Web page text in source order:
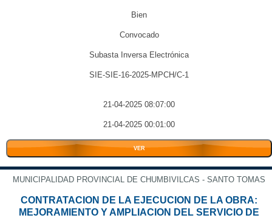
Bien
Convocado
Subasta Inversa Electrónica
SIE-SIE-16-2025-MPCH/C-1
21-04-2025 08:07:00
21-04-2025 00:01:00
VER
MUNICIPALIDAD PROVINCIAL DE CHUMBIVILCAS - SANTO TOMAS
CONTRATACION DE LA EJECUCION DE LA OBRA:
MEJORAMIENTO Y AMPLIACION DEL SERVICIO DE